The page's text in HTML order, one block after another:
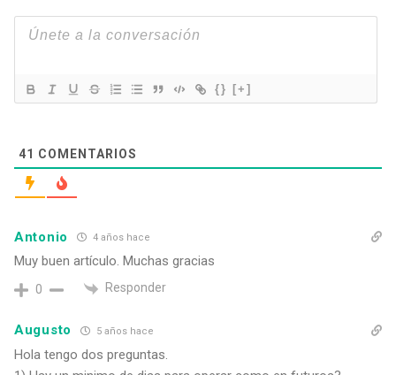
{} [+]
41 COMENTARIOS
Antonio 4 años hace
Muy buen artículo. Muchas gracias
0 Responder
Augusto 5 años hace
Hola tengo dos preguntas.